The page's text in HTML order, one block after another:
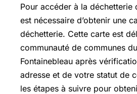
Pour accéder à la déchetterie
est nécessaire d’obtenir une
déchetterie. Cette carte est
communauté de communes
Fontainebleau après
adresse et de votre statut de
les étapes à suivre pour